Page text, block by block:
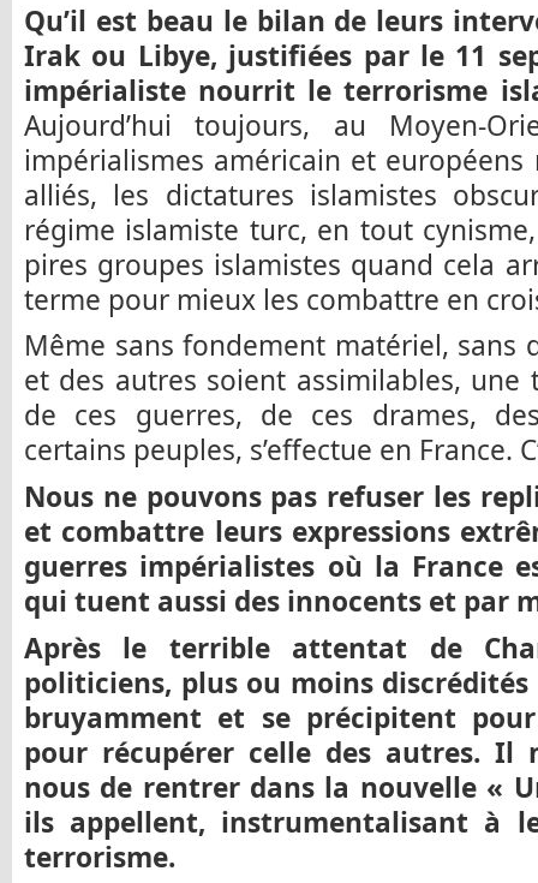
Qu’il est beau le bilan de leurs
Irak ou Libye, justifiées par le 11
impérialiste nourrit le terrorisme
Aujourd’hui toujours, au Moyen-
impérialismes américain et européens
alliés, les dictatures islamistes
régime islamiste turc, en tout
pires groupes islamistes quand cela
terme pour mieux les combattre en
Même sans fondement matériel, sans
et des autres soient assimilables,
de ces guerres, de ces drames,
certains peuples, s’effectue en France.
Nous ne pouvons pas refuser les
et combattre leurs expressions
guerres impérialistes où la France
qui tuent aussi des innocents et par
Après le terrible attentat de
politiciens, plus ou moins
bruyamment et se précipitent
pour récupérer celle des autres. Il
nous de rentrer dans la nouvelle «
ils appellent, instrumentalisant à
terrorisme.